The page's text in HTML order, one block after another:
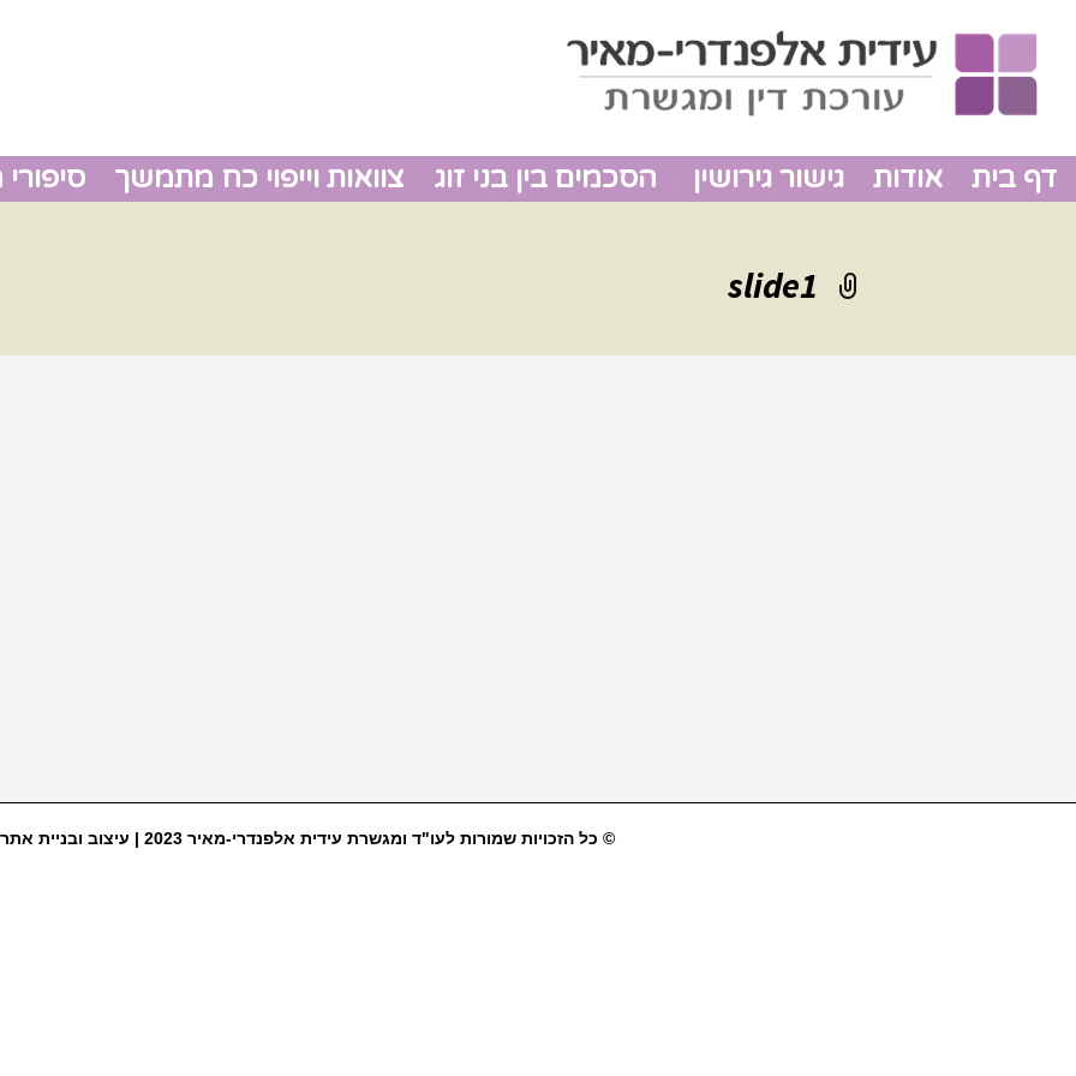
דף בית אודות גישור גירושין הסכמים בין בני זוג צוואות וייפוי כח מתמשך
slide1
© כל הזכויות שמורות לעו"ד ומגשרת עידית אלפנדרי-מאיר 2023 | עיצוב ובניית